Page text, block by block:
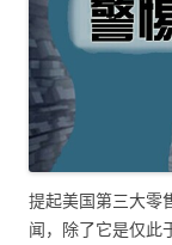
提起美国第三大零
闻，除了它是仅此